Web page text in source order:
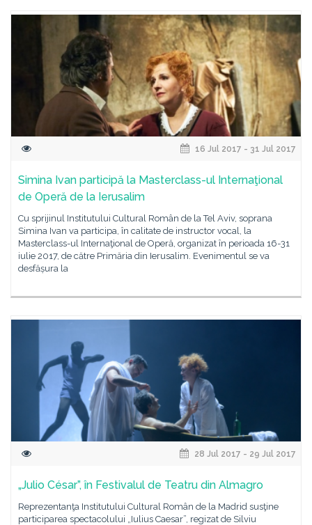
16 Jul 2017 - 31 Jul 2017
Simina Ivan participă la Masterclass-ul Internaţional
de Operă de la Ierusalim
Cu sprijinul Institutului Cultural Român de la Tel Aviv, soprana
Simina Ivan va participa, în calitate de instructor vocal, la
Masterclass-ul Internaţional de Operă, organizat în perioada 16-31
iulie 2017, de către Primăria din Ierusalim. Evenimentul se va
desfășura la
28 Jul 2017 - 29 Jul 2017
„Julio César”, în Festivalul de Teatru din Almagro
Reprezentanţa Institutului Cultural Român de la Madrid susţine
participarea spectacolului „Iulius Caesar”, regizat de Silviu